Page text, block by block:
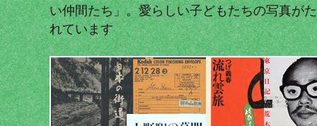
い仲間たち」。愛らしい子どもたちの写真が
れています